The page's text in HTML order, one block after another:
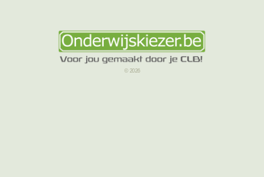
© 2026